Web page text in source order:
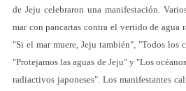
de Jeju celebraron una manifestación.
mar con pancartas contra el vertido de agua
"Si el mar muere, Jeju también", "Todos los
"Protejamos las aguas de Jeju" y "Los
radiactivos japoneses". Los manifestantes